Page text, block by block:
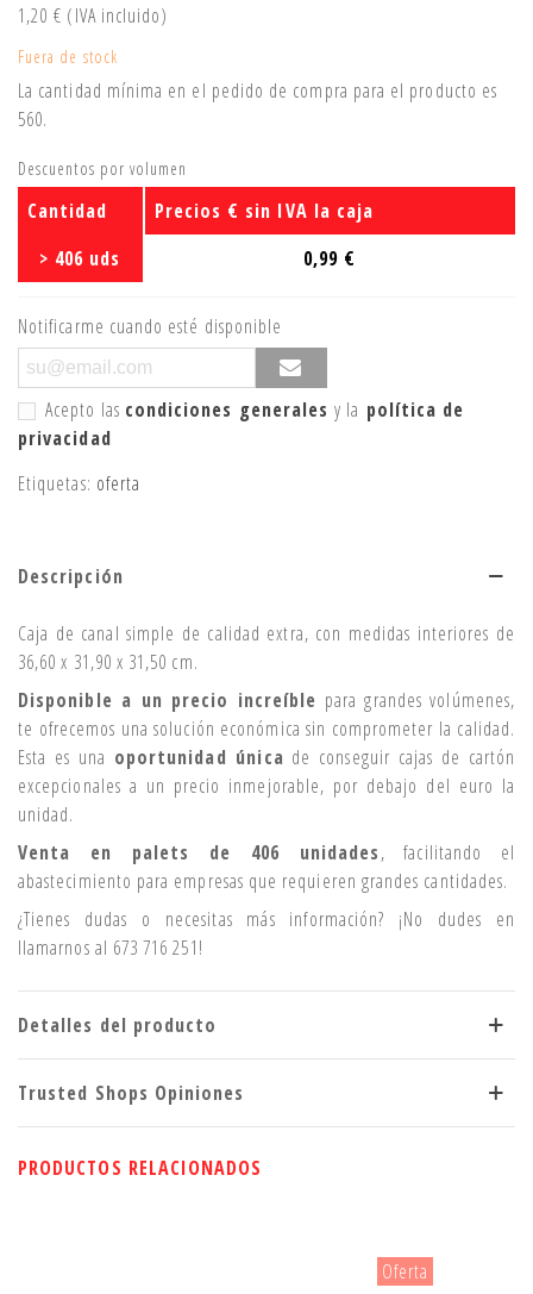
1,20 € (IVA incluido)
Fuera de stock
La cantidad mínima en el pedido de compra para el producto es
560.
Descuentos por volumen
Cantidad
Precios € sin IVA la caja
> 406 uds
0,99 €
Notificarme cuando esté disponible
Acepto las condiciones generalesy la política de
privacidad
Etiquetas: oferta
Descripción
Caja de canal simple de calidad extra, con medidas interiores de
36,60 x 31,90 x 31,50 cm.
Disponible a un precio increíble para grandes volúmenes,
te ofrecemos una solución económica sin comprometer la calidad.
Esta es una oportunidad única de conseguir cajas de cartón
excepcionales a un precio inmejorable, por debajo del euro la
unidad.
Venta en palets de 406 unidades, facilitando el
abastecimiento para empresas que requieren grandes cantidades.
¿Tienes dudas o necesitas más información? ¡No dudes en
llamarnos al 673 716 251!
Detalles del producto
Trusted Shops Opiniones
PRODUCTOS RELACIONADOS
Oferta